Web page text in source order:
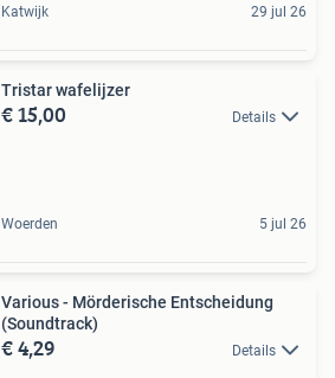
Katwijk 29 jul 26
Tristar wafelijzer
€ 15,00 Details
Woerden 5 jul 26
Various - Mörderische Entscheidung
(Soundtrack)
€ 4,29 Details